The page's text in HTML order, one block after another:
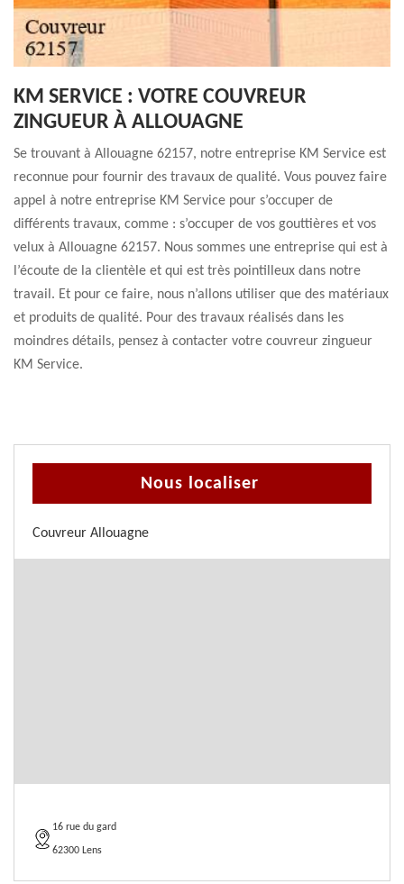
KM SERVICE : VOTRE COUVREUR
ZINGUEUR À ALLOUAGNE
Se trouvant à Allouagne 62157, notre entreprise KM Service est
reconnue pour fournir des travaux de qualité. Vous pouvez faire
appel à notre entreprise KM Service pour s’occuper de
différents travaux, comme : s’occuper de vos gouttières et vos
velux à Allouagne 62157. Nous sommes une entreprise qui est à
l’écoute de la clientèle et qui est très pointilleux dans notre
travail. Et pour ce faire, nous n’allons utiliser que des matériaux
et produits de qualité. Pour des travaux réalisés dans les
moindres détails, pensez à contacter votre couvreur zingueur
KM Service.
Nous localiser
Couvreur Allouagne
16 rue du gard
62300 Lens